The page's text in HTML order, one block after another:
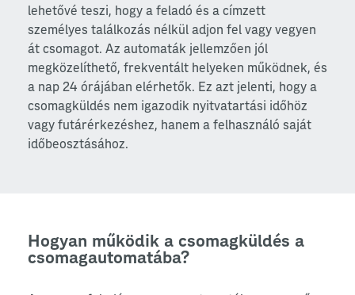
lehetővé teszi, hogy a feladó és a címzett
személyes találkozás nélkül adjon fel vagy vegyen
át csomagot. Az automaták jellemzően jól
megközelíthető, frekventált helyeken működnek, és
a nap 24 órájában elérhetők. Ez azt jelenti, hogy a
csomagküldés nem igazodik nyitvatartási időhöz
vagy futárérkezéshez, hanem a felhasználó saját
időbeosztásához.
Hogyan működik a csomagküldés a
csomagautomatába?